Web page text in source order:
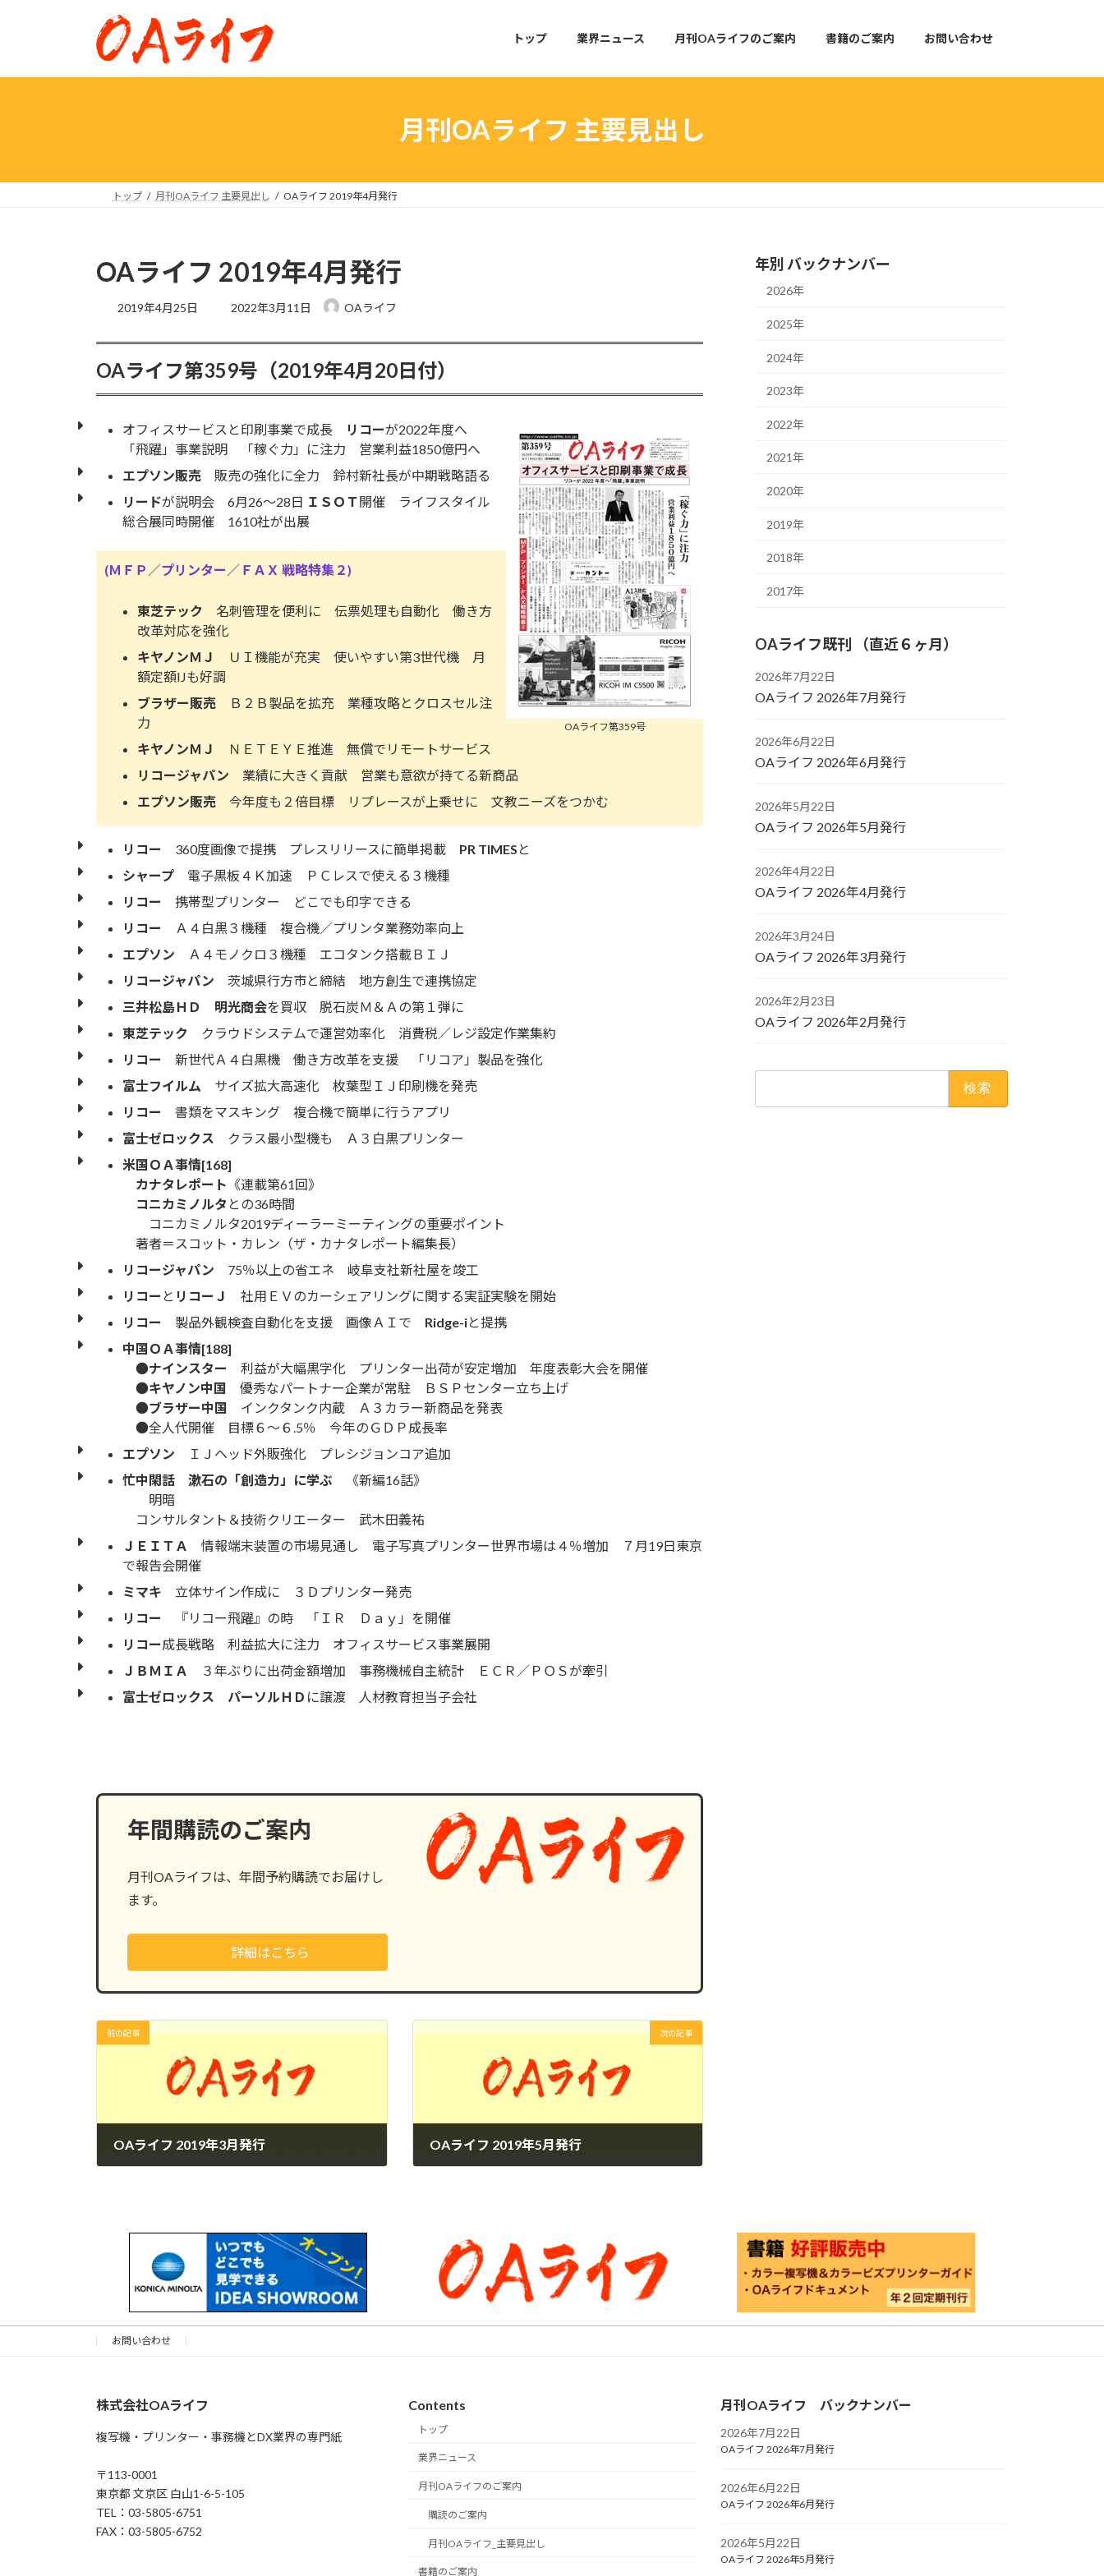
プ
動
トップ 業界ニュース 月刊OAライフのご案内 書籍のご案内 お問い合わせ
月刊OAライフ 主要見出し
トップ 月刊OAライフ 主要見出し OAライフ 2019年4月発行
OAライフ 2019年4月発行
2019年4月25日
最
日
2022年3月11日 OAライフ
OAライフ第359号（2019年4月20日付）
OAライフ第359号
オフィスサービスと印刷事業で成長 リコーが2022年度へ
「飛躍」事業説明 「稼ぐ力」に注力 営業利益1850億円へ
エプソン販売 販売の強化に全力 鈴村新社長が中期戦略語る
リードが説明会 6月26〜28日 ＩＳＯＴ 開催 ライフスタイル
総合展同時開催 1610社が出展
(ＭＦＰ／プリンター／ＦＡＸ 戦略特集２)
東芝テック 名刺管理を便利に 伝票処理も自動化 働き方
改革対応を強化
キヤノンＭＪ
ＵＩ機能が充実 使いやすい第3世代機 月
額定額IJも好調
ブラザー販売 Ｂ２Ｂ製品を拡充 業種攻略とクロスセル注
力
キヤノンＭＪ
ＮＥＴＥＹＥ推進 無償でリモートサービス
リコージャパン 業績に大きく貢献 営業も意欲が持てる新商品
エプソン販売 今年度も２倍目標 リプレースが上乗せに 文教ニーズをつかむ
リコー 360度画像で提携 プレスリリースに簡単掲載 PR TIMES と
シャープ 電子黒板４Ｋ加速 ＰＣレスで使える３機種
リコー
携帯型プリンター どこでも印字できる
リコー
Ａ４白黒３機種 複合機／プリンタ業務効率向上
エプソン Ａ４モノクロ３機種 エコタンク搭載ＢＩＪ
リコージャパン 茨城県行方市と締結 地方創生で連携協定
三井松島ＨＤ
明光商会を買収 脱石炭Ｍ＆Ａの第１弾に
東芝テック クラウドシステムで運営効率化 消費税／レジ設定作業集約
リコー
新世代Ａ４白黒機 働き方改革を支援 「リコア」製品を強化
富士フイルム サイズ拡大高速化 枚葉型ＩＪ印刷機を発売
リコー
書類をマスキング 複合機で簡単に行うアプリ
富士ゼロックス クラス最小型機も Ａ３白黒プリンター
米国ＯＡ事情[168]
カナタレポート 《連載第61回》
コニカミノルタ との36時間
コニカミノルタ2019ディーラーミーティングの重要ポイント
著者＝スコット・カレン（ザ・カナタレポート編集長）
リコージャパン 75％以上の省エネ 岐阜支社新社屋を竣工
リコー と リコーＪ
社用ＥＶのカーシェアリングに関する実証実験を開始
リコー
製品外観検査自動化を支援 画像ＡＩで Ridge-iと提携
中国ＯＡ事情[188]
●ナインスター
利益が大幅黒字化 プリンター出荷が安定増加 年度表彰大会を開催
●キヤノン中国
優秀なパートナー企業が常駐 ＢＳＰセンター立ち上げ
●ブラザー中国
インクタンク内蔵 Ａ３カラー新商品を発表
●全人代開催 目標６〜６.5％ 今年のＧＤＰ成長率
エプソン ＩＪヘッド外販強化 プレシジョンコア追加
忙中閑話 漱石の「創造力」に学ぶ 《新編16話》
明暗
コンサルタント＆技術クリエーター 武木田義祐
ＪＥＩＴＡ
情報端末装置の市場見通し 電子写真プリンター世界市場は４％増加 ７月19日東京
で報告会開催
ミマキ 立体サイン作成に ３Ｄプリンター発売
リコー
『リコー飛躍』の時 「ＩＲ Ｄａｙ」を開催
リコー成長戦略 利益拡大に注力 オフィスサービス事業展開
ＪＢＭＩＡ
３年ぶりに出荷金額増加 事務機械自主統計 ＥＣＲ／ＰＯＳが牽引
富士ゼロックス
パーソルＨＤ に譲渡 人材教育担当子会社
年間購読のご案内
月刊OAライフは、年間予約購読でお届けし
ます。
詳細はこちら
前の記事
OAライフ 2019年3月発行
次の記事
OAライフ 2019年5月発行
年別 バックナンバー
2026年
2025年
2024年
2023年
2022年
2021年
2020年
2019年
2018年
2017年
OAライフ既刊 （直近６ヶ月）
2026年7月22日
OAライフ 2026年7月発行
2026年6月22日
OAライフ 2026年6月発行
2026年5月22日
OAライフ 2026年5月発行
2026年4月22日
OAライフ 2026年4月発行
2026年3月24日
OAライフ 2026年3月発行
2026年2月23日
OAライフ 2026年2月発行
お問い合わせ
株式会社OAライフ
複写機・プリンター・事務機とDX業界の専門紙
〒113-0001
東京都 文京区 白山1-6-5-105
TEL：03-5805-6751
FAX：03-5805-6752
Contents
トップ
業界ニュース
月刊OAライフのご案内
購読のご案内
月刊OAライフ_主要見出し
書籍のご案内
月刊OAライフ バックナンバー
2026年7月22日
OAライフ 2026年7月発行
2026年6月22日
OAライフ 2026年6月発行
2026年5月22日
OAライフ 2026年5月発行